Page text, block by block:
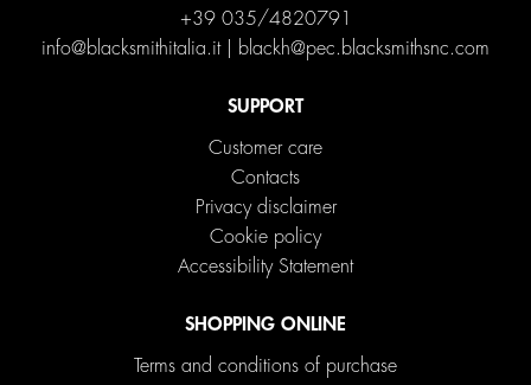
+39 035/4820791
info@blacksmithitalia.it| blackh@pec.blacksmithsnc.com
SUPPORT
Customer care
Contacts
Privacy disclaimer
Cookie policy
Accessibility Statement
SHOPPING ONLINE
Terms and conditions of purchase